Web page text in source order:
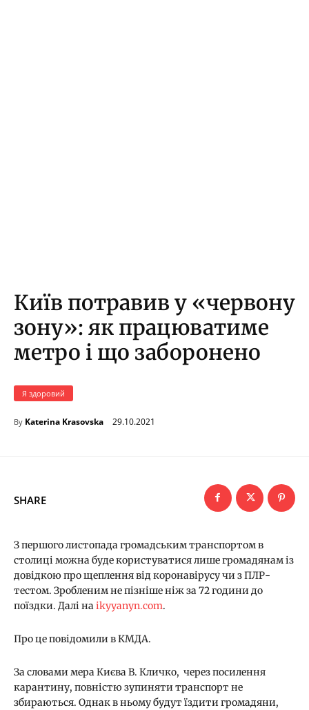
Київ потравив у «червону
зону»: як працюватиме
метро і що заборонено
Я здоровий
By Katerina Krasovska 29.10.2021
SHARE
З першого листопада громадським транспортом в
столиці можна буде користуватися лише громадянам із
довідкою про щеплення від коронавірусу чи з ПЛР-
тестом. Зробленим не пізніше ніж за 72 години до
поїздки. Далі наikyyanyn.com.
Про це повідомили в КМДА.
За словами мера Києва В. Кличко, через посилення
карантину, повністю зупиняти транспорт не
збираються. Однак в ньому будут їздити громадяни,